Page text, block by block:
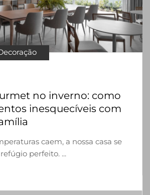
no inverno: como
inesquecíveis com
caem, a nossa casa se
perfeito. ...